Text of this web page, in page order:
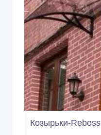
Козырьки-Reboss